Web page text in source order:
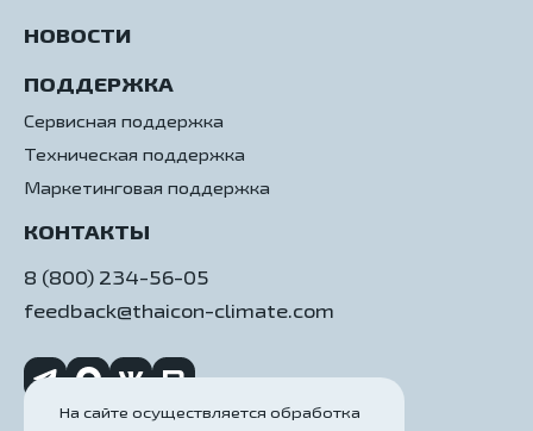
ПОДДЕРЖКА
Сервисная поддержка
Техническая поддержка
Маркетинговая поддержка
КОНТАКТЫ
8 (800) 234-56-05
feedback@thaicon-climate.com
НОВОСТИ
На сайте осуществляется обработка